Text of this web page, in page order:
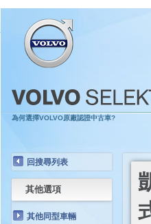
為何選擇VOLVO原廠認證中古車?
回搜尋列表
其他選項
其他同型車輛